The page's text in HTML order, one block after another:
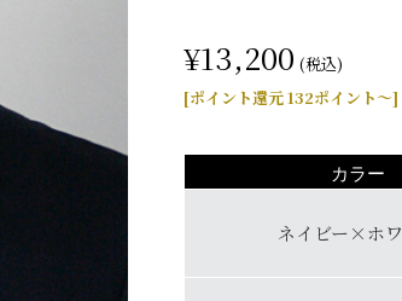
¥13,200 (税込)
[ポイント還元 132ポイント～]
カラー
ネイビー×ホ